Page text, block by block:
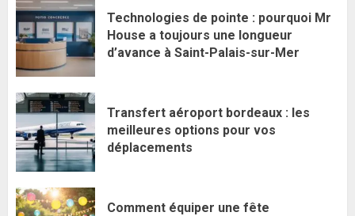
Technologies de pointe : pourquoi Mr
House a toujours une longueur
d’avance à Saint-Palais-sur-Mer
Transfert aéroport bordeaux : les
meilleures options pour vos
déplacements
Comment équiper une fête